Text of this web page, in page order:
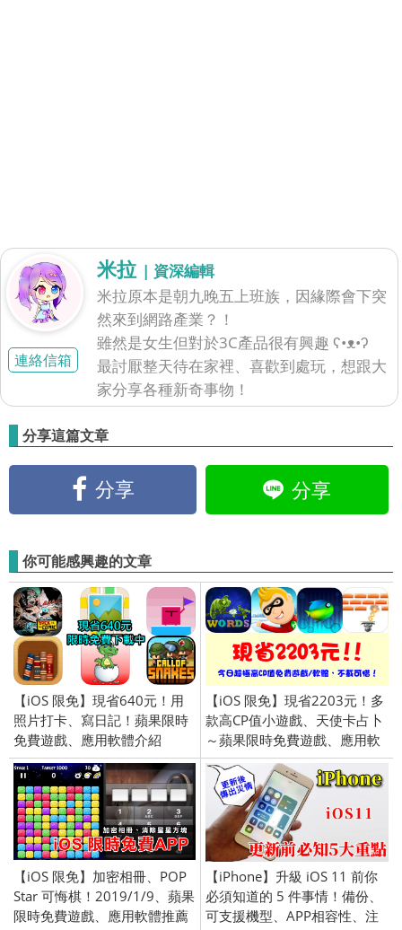
連絡信箱
米拉 | 資深編輯
米拉原本是朝九晚五上班族，因緣際會下突
然來到網路產業？！
雖然是女生但對於3C產品很有興趣 ʕ•ᴥ•ʔ
最討厭整天待在家裡、喜歡到處玩，想跟大
家分享各種新奇事物！
分享這篇文章
分享 分享
你可能感興趣的文章
【iOS 限免】現省640元！用
照片打卡、寫日記！蘋果限時
免費遊戲、應用軟體介紹
(iPhone／iPad) 2016/1/19
【iOS 限免】現省2203元！多
款高CP值小遊戲、天使卡占卜
～蘋果限時免費遊戲、應用軟
體介紹 (iPhone／iPad)
2016/2/24
【iOS 限免】加密相冊、POP
Star 可悔棋！2019/1/9、蘋果
限時免費遊戲、應用軟體推薦
【iPhone】升級 iOS 11 前你
必須知道的 5 件事情！備份、
可支援機型、APP相容性、注